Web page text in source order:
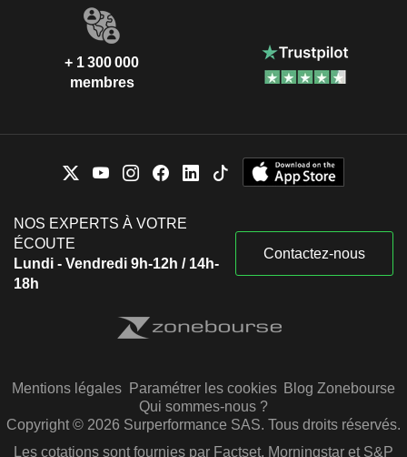
+ 1 300 000
membres
NOS EXPERTS À VOTRE
ÉCOUTE
Lundi - Vendredi 9h-12h / 14h-
18h
Contactez-nous
Mentions légales Paramétrer les cookies Blog Zonebourse
Qui sommes-nous ?
Copyright © 2026 Surperformance SAS. Tous droits réservés.
Les cotations sont fournies par Factset, Morningstar et S&P